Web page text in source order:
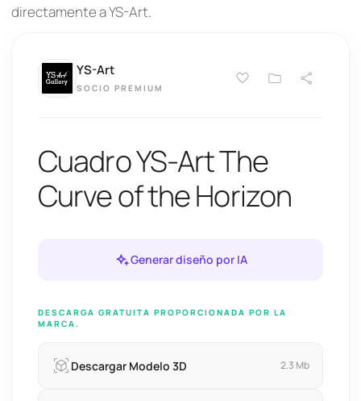
directamente a YS-Art.
YS-Art
SOCIO PREMIUM
Cuadro YS-Art The
Curve of the Horizon
Generar diseño por IA
DESCARGA GRATUITA PROPORCIONADA POR LA
MARCA.
Descargar Modelo 3D 2.3 Mb